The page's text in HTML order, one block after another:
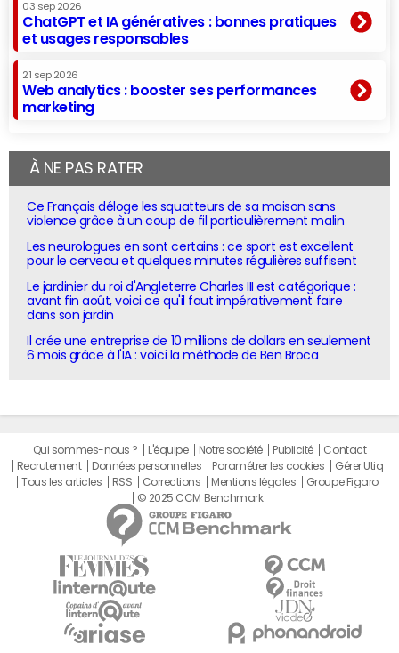
03 sep 2026
ChatGPT et IA génératives : bonnes pratiques
et usages responsables
21 sep 2026
Web analytics : booster ses performances
marketing
À NE PAS RATER
Ce Français déloge les squatteurs de sa maison sans
violence grâce à un coup de fil particulièrement malin
Les neurologues en sont certains : ce sport est excellent
pour le cerveau et quelques minutes régulières suffisent
Le jardinier du roi d'Angleterre Charles III est catégorique :
avant fin août, voici ce qu'il faut impérativement faire
dans son jardin
Il crée une entreprise de 10 millions de dollars en seulement
6 mois grâce à l'IA : voici la méthode de Ben Broca
Qui sommes-nous ? L'équipe Notre société Publicité
Contact
Recrutement
Données personnelles Paramétrer les cookies
Gérer Utiq
Tous les articles
RSS Corrections Mentions légales
Groupe Figaro
© 2025 CCM Benchmark